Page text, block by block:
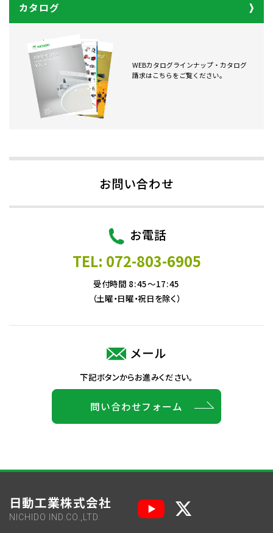
カタログ
WEBカタログラインナップ・カタログ
請求はこちらをご覧ください。
お問い合わせ
お電話
TEL: 072-803-6905
受付時間 8:45～17:45
（土曜・日曜・祝日を除く）
メール
下記ボタンからお進みください。
問い合わせフォーム
日動工業株式会社
NICHIDO IND.CO.,LTD.